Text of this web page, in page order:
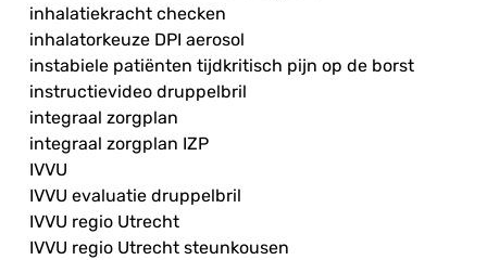
inhalatiekracht checken
inhalatorkeuze DPI aerosol
instabiele patiënten tijdkritisch pijn op de borst
instructievideo druppelbril
integraal zorgplan
integraal zorgplan IZP
IVVU
IVVU evaluatie druppelbril
IVVU regio Utrecht
IVVU regio Utrecht steunkousen